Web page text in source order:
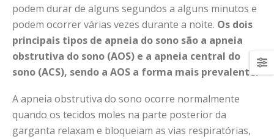
podem durar de alguns segundos a alguns minutos e
podem ocorrer várias vezes durante a noite. Os dois
principais tipos de apneia do sono são a apneia
obstrutiva do sono (AOS) e a apneia central do
sono (ACS), sendo a AOS a forma mais prevalente.
A apneia obstrutiva do sono ocorre normalmente
quando os tecidos moles na parte posterior da
garganta relaxam e bloqueiam as vias respiratórias,